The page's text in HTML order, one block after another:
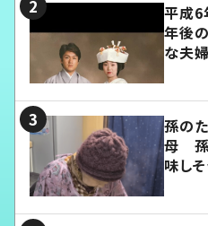
平成6
年後
な夫
孫の
母 孫
味しそ